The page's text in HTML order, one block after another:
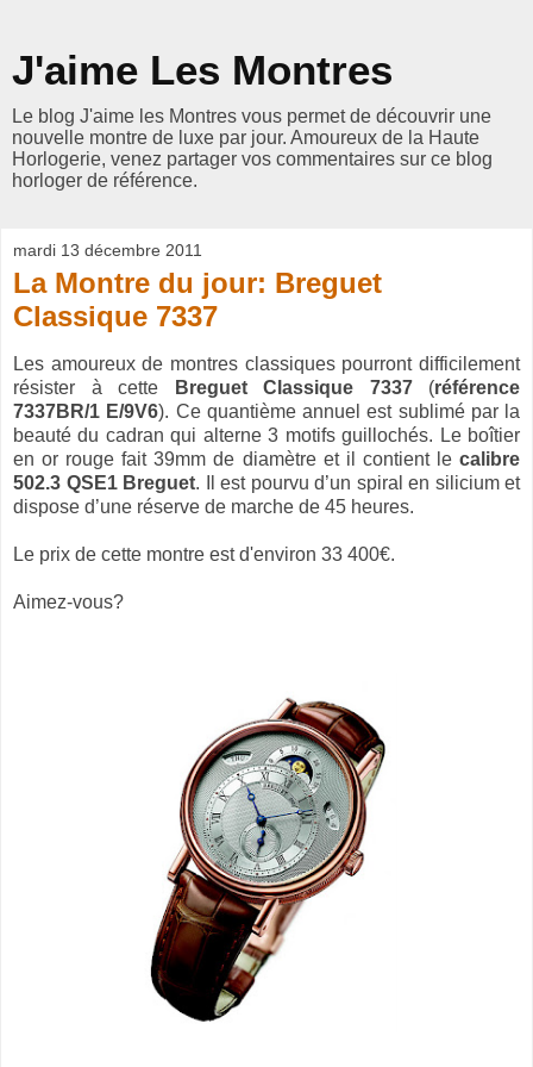
J'aime Les Montres
Le blog J'aime les Montres vous permet de découvrir une
nouvelle montre de luxe par jour. Amoureux de la Haute
Horlogerie, venez partager vos commentaires sur ce blog
horloger de référence.
mardi 13 décembre 2011
La Montre du jour: Breguet
Classique 7337
Les amoureux de montres classiques pourront difficilement
résister à cette
Breguet Classique 7337(référence
7337BR/1 E/9V6). Ce quantième annuel est sublimé par la
beauté du cadran qui alterne 3 motifs guillochés. Le boîtier
en or rouge fait 39mm de diamètre et il contient le calibre
502.3 QSE1 Breguet. Il est pourvu d’un spiral en silicium et
dispose d’une réserve de marche de 45 heures.
Le prix de cette montre est d'environ 33 400€.
Aimez-vous?